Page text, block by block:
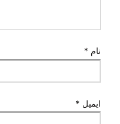
نام *
ایمیل *